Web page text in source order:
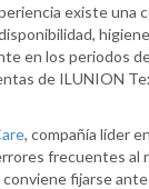
existe una
en los periodos
de ILUNION
, compañía líder
frecuentes al
fijarse